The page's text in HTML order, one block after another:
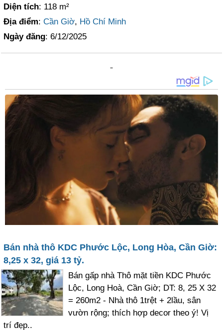
Diện tích: 118 m²
Địa điểm:Cần Giờ, Hồ Chí Minh
Ngày đăng: 6/12/2025
Bán nhà thô KDC Phước Lộc, Long Hòa, Cần Giờ:
8,25 x 32, giá 13 tỷ.
Bán gấp nhà Thô mặt tiền KDC Phước
Lộc, Long Hoà, Cần Giờ; DT: 8, 25 X 32
= 260m2 - Nhà thô 1trệt + 2lầu, sân
vườn rộng; thích hợp decor theo ý! Vị
trí đẹp..